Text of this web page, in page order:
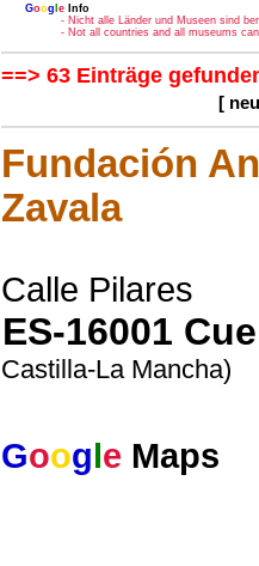
Goog e Info
- Nicht alle Länder und Museen sind
- Not all countries and all museums
==> 63 Einträge
[
Fundación
Zavala
Calle Pilares
ES-16001
Castilla-La Mancha)
Google Maps